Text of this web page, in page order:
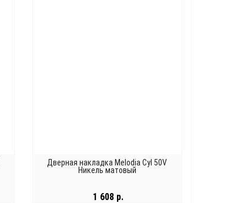
Дверная накладка Melodia Cyl 50V
Никель матовый
1 608 р.